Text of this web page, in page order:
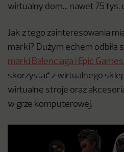
wirtualny dom… nawet 75 tys.
Jak z tego zainteresowania
marki? Dużym echem odbiła
marki Balenciaga i Epic Games.
skorzystać z wirtualnego
wirtualne stroje oraz
w grze komputerowej.